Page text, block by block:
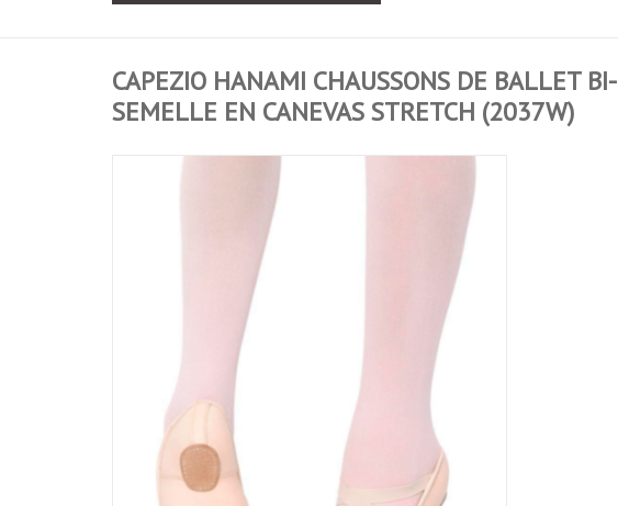
CAPEZIO HANAMI CHAUSSONS DE BALLET BI-
SEMELLE EN CANEVAS STRETCH (2037W)